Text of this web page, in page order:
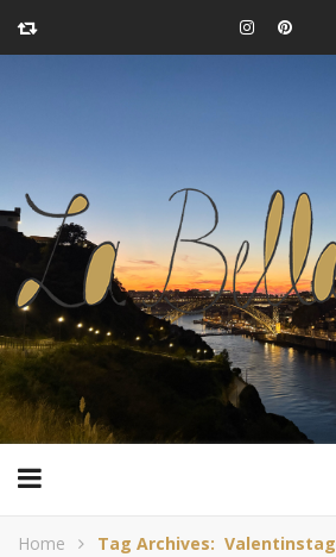
Home Tag Archives: Valentinstag